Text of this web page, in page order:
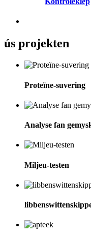
ús projekten
Proteïne-suvering
Analyse fan
Miljeu-testen